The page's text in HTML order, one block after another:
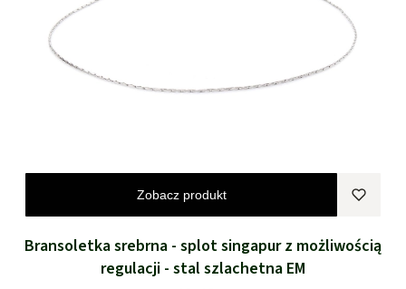
Zobacz produkt
Bransoletka srebrna - splot singapur z możliwością
regulacji - stal szlachetna EM